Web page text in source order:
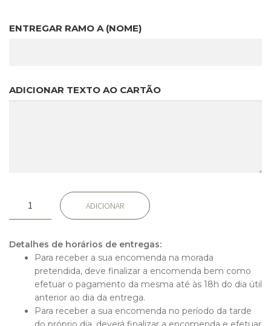
Início
ENTREGAR RAMO A (NOME)
ADICIONAR TEXTO AO CARTÃO
Quantidade
VII
ADICIONAR
Detalhes de horários de entregas:
Para receber a sua encomenda na morada
pretendida, deve finalizar a encomenda bem como
efetuar o pagamento da mesma até às 18h do dia útil
anterior ao dia da entrega.
Para receber a sua encomenda no período da tarde